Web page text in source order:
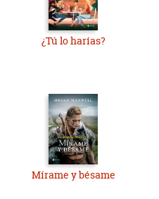
¿Tú lo harías?
Mírame y bésame